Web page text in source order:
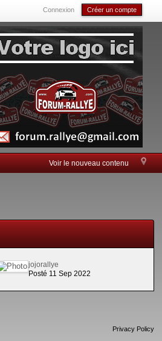
Connexion Créer un compte
Voir le nouveau contenu
jojorallye
Posté 11 Sep 2022
Privacy Policy